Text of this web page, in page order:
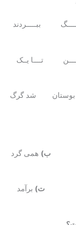
ببـــــردند
تــــا یــک
در بوستان شد گرگ
ب) همی ‌گرد
کوس ت) برآمد